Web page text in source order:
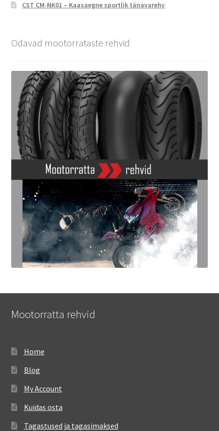
CST CM-NK01 – Kaasaegne sportlik tänavarehv
Odavad mootorrataste rehvid
Mootorratta rehvid
Home
Blog
My Account
Kuidas osta
Tagastused ja tagasimaksed